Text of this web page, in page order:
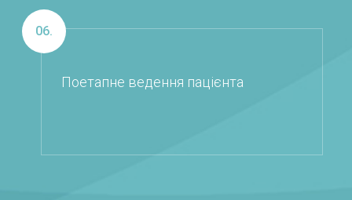
06.
Поетапне ведення пацієнта